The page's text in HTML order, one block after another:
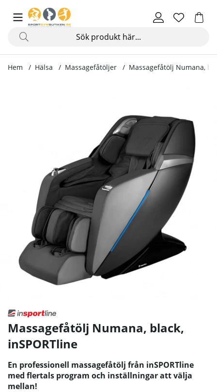
Hem Hälsa Massagefåtöljer Massagefåtölj Numana,
Massagefåtölj Numana, black,
inSPORTline
En professionell massagefåtölj från inSPORTline
med flertals program och inställningar att välja
mellan!